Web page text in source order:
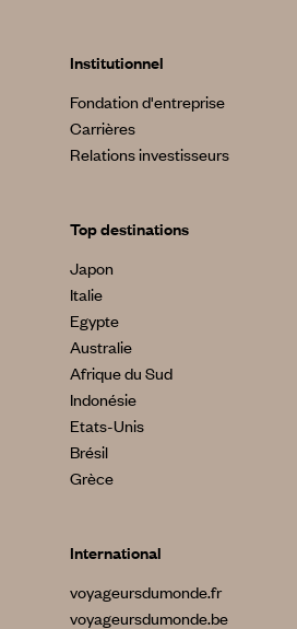
Institutionnel
Fondation d'entreprise
Carrières
Relations investisseurs
Top destinations
Japon
Italie
Egypte
Australie
Afrique du Sud
Indonésie
Etats-Unis
Brésil
Grèce
International
voyageursdumonde.fr
voyageursdumonde.be